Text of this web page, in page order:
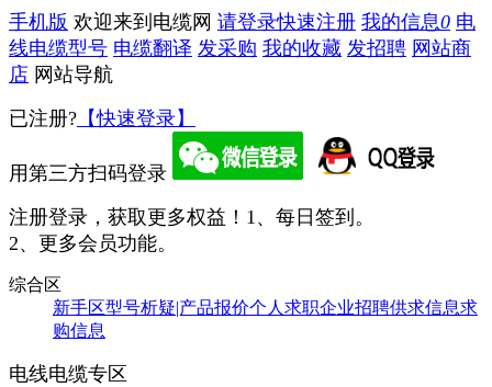
手机版 欢迎来到电缆网 请登录快速注册 我的信息0 电
线电缆型号 电缆翻译 发采购 我的收藏 发招聘 网站商
店 网站导航
已注册? 【快速登录】
用第三方扫码登录
注册登录，获取更多权益！ 1、每日签到。
2、更多会员功能。
综合区
新手区型号析疑|产品报价个人求职企业招聘供求信息求
购信息
电线电缆专区